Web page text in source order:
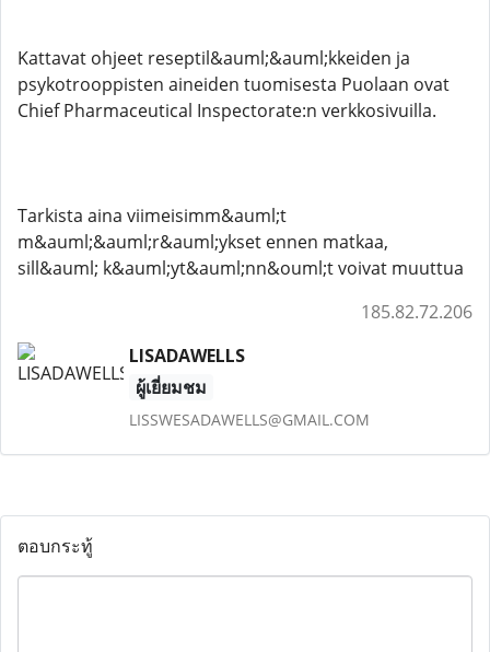
Kattavat ohjeet reseptil&auml;&auml;kkeiden ja
psykotrooppisten aineiden tuomisesta Puolaan ovat
Chief Pharmaceutical Inspectorate:n verkkosivuilla. ​
Tarkista aina viimeisimm&auml;t
m&auml;&auml;r&auml;ykset ennen matkaa,
sill&auml; k&auml;yt&auml;nn&ouml;t voivat muuttua
185.82.72.206
LISADAWELLS
ผู้เยี่ยมชม
LISSWESADAWELLS@GMAIL.COM
ตอบกระทู้